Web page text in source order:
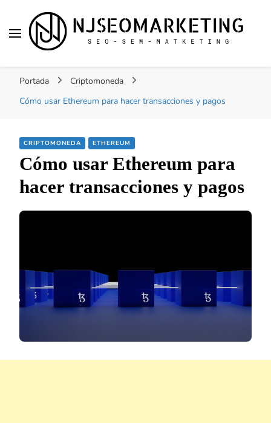
ACTUALIDAD
personal, desarrollo web, app, y lo que no te
imaginas…
Portada
Criptomoneda
Cómo usar Ethereum para hacer transacciones y pagos
CRIPTOMONEDA ETHEREUM
Cómo usar Ethereum para
hacer transacciones y pagos